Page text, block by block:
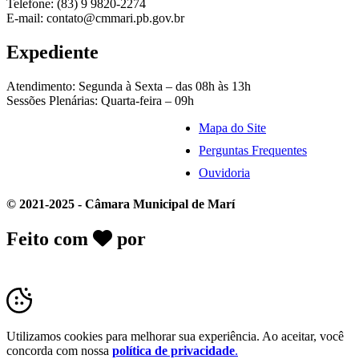
Telefone: (83) 9 9820-2274
E-mail: contato@cmmari.pb.gov.br
Expediente
Atendimento: Segunda à Sexta – das 08h às 13h
Sessões Plenárias: Quarta-feira – 09h
Mapa do Site
Perguntas Frequentes
Ouvidoria
© 2021-2025 - Câmara Municipal de Marí
Feito com por
Utilizamos cookies para melhorar sua experiência. Ao aceitar, você
concorda com nossa política de privacidade.